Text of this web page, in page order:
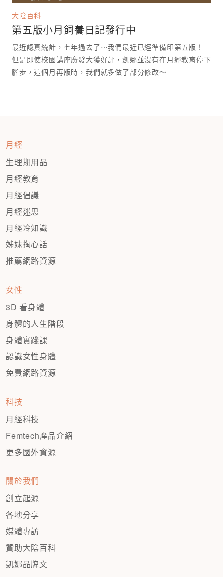
大陰百科
第五版小月飼養日記發行中
最近認真統計，七年過去了⋯我們最近已經準備印第五版！
但是即使校園講座廣發大獲好評，凱娜並沒有在月經教育停下
腳步，這個月再版時，我們就多做了部分修改～
月經
生理期用品
月經教育
月經倡議
月經迷思
月經冷知識
姊妹掏心話
推薦網路資源
女性
3D 看身體
身體的人生階段
身體實踐課
認識女性身體
免費網路資源
科技
月經科技
Femtech產品介紹
更多國外資源
關於我們
創立起源
各地分享
媒體專訪
贊助大陰百科
凱娜品牌文